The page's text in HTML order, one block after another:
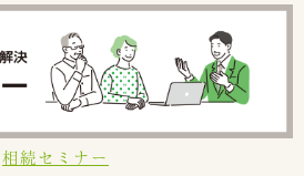
相続セミナー